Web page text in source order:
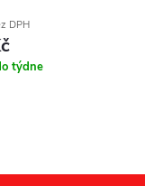
DPH
týdne